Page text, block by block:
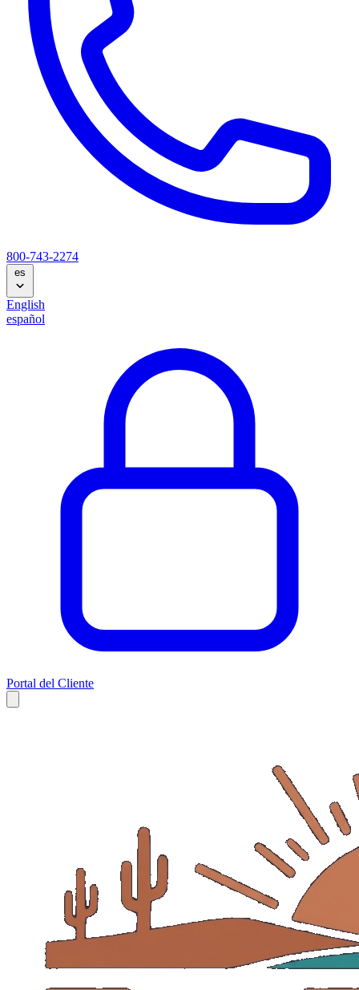
800-743-2274
es
English
español
Portal del Cliente